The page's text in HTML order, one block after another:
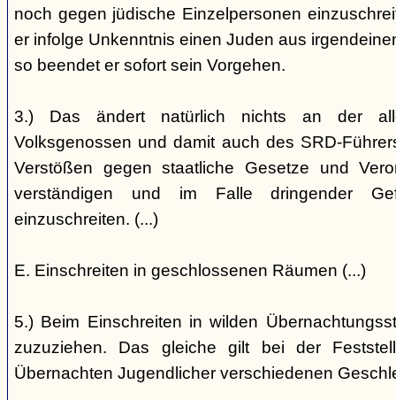
noch gegen jüdische Einzelpersonen
er infolge Unkenntnis einen Juden aus
so beendet er sofort sein Vorgehen.
3.) Das ändert natürlich nichts an der
Volksgenossen und damit auch des SRD-
Verstößen gegen staatliche Gesetze und
verständigen und im Falle dringender
einzuschreiten. (...)
E. Einschreiten in geschlossenen Räumen (...)
5.) Beim Einschreiten in wilden
zuzuziehen. Das gleiche gilt bei der
Übernachten Jugendlicher verschiedenen